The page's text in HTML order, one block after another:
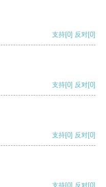
支持[0] 反对[0]
支持[0] 反对[0]
支持[0] 反对[0]
支持[0] 反对[0]